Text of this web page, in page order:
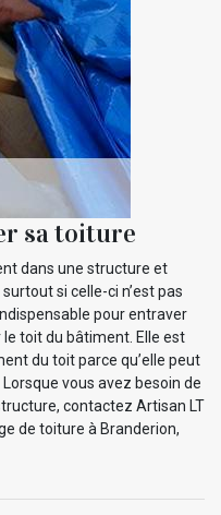
sa toiture
dans une structure et
si celle-ci n’est pas
pour entraver
le toit du bâtiment. Elle est
du toit parce qu’elle peut
vous avez besoin de
contactez Artisan LT
de toiture à Branderion,